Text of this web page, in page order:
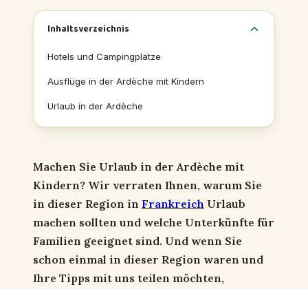
Inhaltsverzeichnis
Hotels und Campingplätze
Ausflüge in der Ardèche mit Kindern
Urlaub in der Ardèche
Machen Sie Urlaub in der Ardèche mit
Kindern? Wir verraten Ihnen, warum Sie
in dieser Region in Frankreich Urlaub
machen sollten und welche Unterkünfte für
Familien geeignet sind. Und wenn Sie
schon einmal in dieser Region waren und
Ihre Tipps mit uns teilen möchten,